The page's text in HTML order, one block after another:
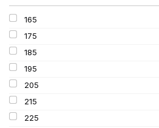
LASSA (174)
LING LONG
MICHELIN
MITAS
Mondolfo ferro
PIRELLI
PROMETEON
SCHRADER
165
175
185
195
205
215
225